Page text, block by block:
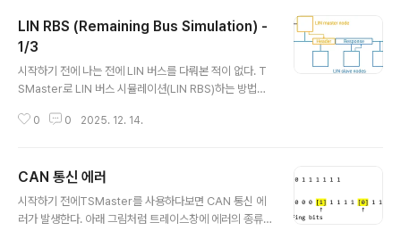
가 필요하다. 이 신호들은 사실상 상수라고 볼 수 있다. 왠
지 비트가 낭비되는 것 같지 않은가? 그렇게 생각한 누군가
가 더 적은 비트를 써서 여러 신호들을 전송하는 방법을 고
안했다. 그것이 멀티플렉스 메시지이다. 멀티플렉스 메시
지를 정의하고 사용하는 방법을 설명한다. 개요멀티플렉스
메시지dbc에서 멀티..
LIN RBS (Remaining Bus Simulation) -
1/3
시작하기 전에 나는 전에 LIN 버스를 다뤄본 적이 없다. T
SMaster로 LIN 버스 시뮬레이션(LIN RBS)하는 방법에
서 내가 해본 것들을 정리한다. 개요LIN 공부LIN 메시지
렇다고 내 머리 속에 '이렇게 저렇게 하면 TSMaster로 LI
N RBS를 할 수 있겠다.'는 생각이 떠 오르는 수준은 전혀
아니었다. 이런 경우 지식이 부족한 상태라는 것을 경험으
0 0 2025. 12. 14.
CAN 통신 에러
시작하기 전에TSMaster를 사용하다보면 CAN 통신 에
러가 발생한다. 아래 그림처럼 트레이스창에 에러의 종류